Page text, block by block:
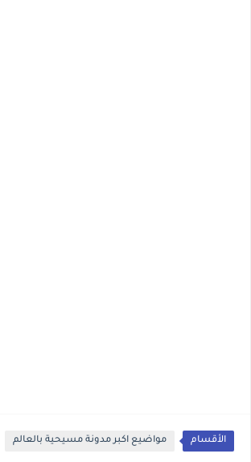
الأقسام مواضيع اكبر مدونة مسيحية بالعالم